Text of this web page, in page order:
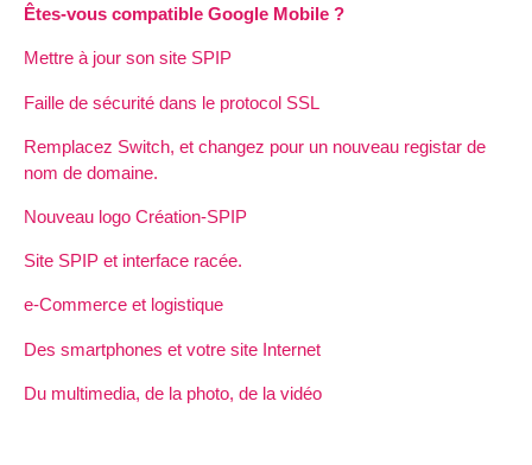
Êtes-vous compatible Google Mobile ?
Mettre à jour son site SPIP
Faille de sécurité dans le protocol SSL
Remplacez Switch, et changez pour un nouveau registar de
nom de domaine.
Nouveau logo Création-SPIP
Site SPIP et interface racée.
e-Commerce et logistique
Des smartphones et votre site Internet
Du multimedia, de la photo, de la vidéo